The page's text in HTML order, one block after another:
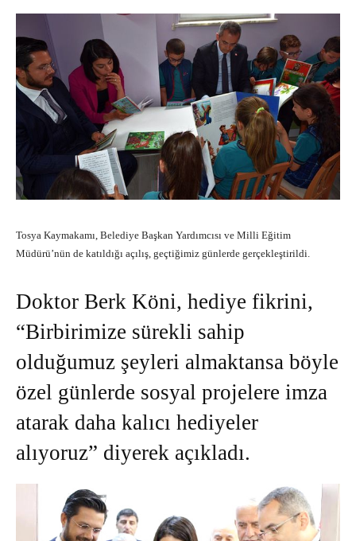
Tosya Kaymakamı, Belediye Başkan Yardımcısı ve Milli Eğitim
Müdürü’nün de katıldığı açılış, geçtiğimiz günlerde gerçekleştirildi.
Doktor Berk Köni, hediye fikrini,
“Birbirimize sürekli sahip
olduğumuz şeyleri almaktansa böyle
özel günlerde sosyal projelere imza
atarak daha kalıcı hediyeler
alıyoruz” diyerek açıkladı.